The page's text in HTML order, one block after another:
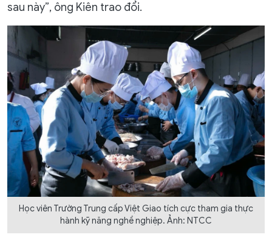
sau này”, ông Kiên trao đổi.
Học viên Trường Trung cấp Việt Giao tích cực tham gia thực
hành kỹ năng nghề nghiệp. Ảnh: NTCC